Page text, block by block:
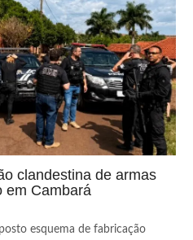
clandestina de armas
em Cambará
esquema de fabricação